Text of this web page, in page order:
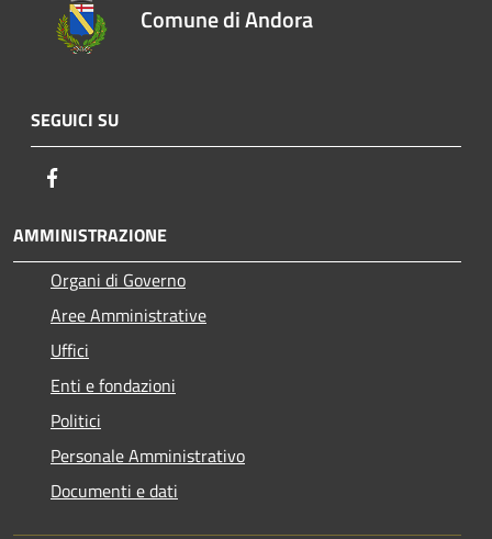
Comune di Andora
SEGUICI SU
AMMINISTRAZIONE
Organi di Governo
Aree Amministrative
Uffici
Enti e fondazioni
Politici
Personale Amministrativo
Documenti e dati